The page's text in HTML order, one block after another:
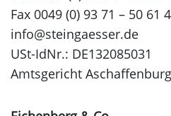
Fax 0049 (0) 93 71 – 50 61
info@steingaesser.de
USt-IdNr.: DE132085031
Amtsgericht